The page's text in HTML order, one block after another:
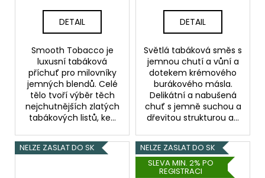
DETAIL
Smooth Tobacco je
luxusní tabáková
příchuť pro milovníky
jemných blendů. Celé
tělo tvoří výběr těch
nejchutnějších zlatých
tabákových listů, ke...
DETAIL
Světlá tabáková směs s
jemnou chutí a vůní a
dotekem krémového
burákového másla.
Delikátní a nabušená
chuť s jemně suchou a
dřevitou strukturou a...
NELZE ZASLAT DO SK
NELZE ZASLAT DO SK
SLEVA MIN. 2% PO
REGISTRACI